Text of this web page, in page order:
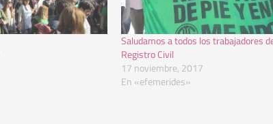
Saludamos a todos los trabajadores
Registro Civil
17 noviembre, 2017
En «efemerides»